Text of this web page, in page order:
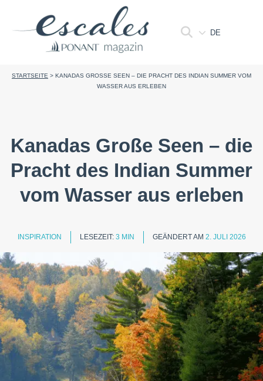
DE
STARTSEITE > KANADAS GROSSE SEEN – DIE PRACHT DES INDIAN SUMMER VOM W
ASSER AUS ERLEBEN
Kanadas Große Seen – die
Pracht des Indian Summer
vom Wasser aus erleben
INSPIRATION LESEZEIT: 3 MIN GEÄNDERT AM 2. JULI 2026